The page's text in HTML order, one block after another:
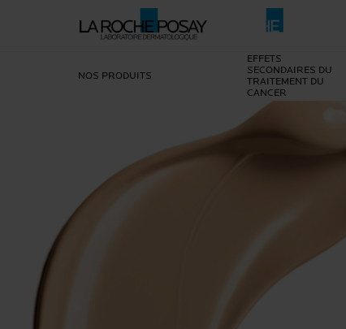
NOS PRODUITS
EFFETS
SECONDAIRES DU
TRAITEMENT DU
CANCER